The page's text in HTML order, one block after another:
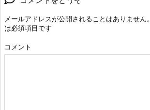
メールアドレスが公開されることはありません。
は必須項目です
コメント